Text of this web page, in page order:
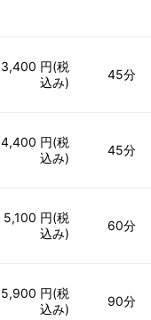
3,400 円(税
込み)
45分
4,400 円(税
込み)
45分
5,100 円(税
込み)
60分
5,900 円(税
込み)
90分